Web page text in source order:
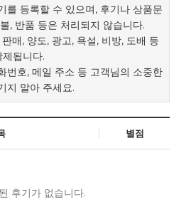
를 등록할 수 있으며, 후기나 상품문
, 반품 등은 처리되지 않습니다.
매, 양도, 광고, 욕설, 비방, 도배 등
됩니다.
번호, 메일 주소 등 고객님의 소중한
지 말아 주세요.
별점
후기가 없습니다.